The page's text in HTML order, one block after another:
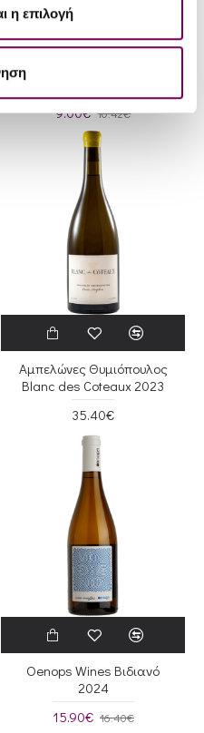
η επιλογή
9.00€ 10.42€
Αμπελώνες Θυμιόπουλος
Blanc des Coteaux 2023
35.40€
Oenops Wines Βιδιανό
2024
15.90€ 16.40€